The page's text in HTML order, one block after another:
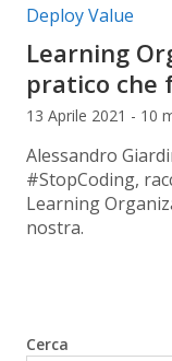
Categorie articolo:
Deploy Value
Learning
pratico che
13 Aprile 2021 - 10
Alessandro
#StopCoding,
Learning
nostra.
Cerca